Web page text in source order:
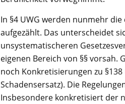
In §4 UWG werden nunmehr
aufgezählt. Das unterscheidet
unsystematischeren
eigenen Bereich von §§
noch Konkretisierungen zu §138
Schadensersatz). Die
Insbesondere konkretisiert der